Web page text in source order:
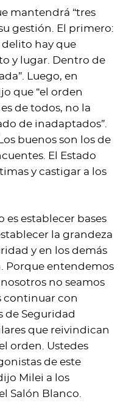
mantendrá “tres
gestión. El primero:
delito hay que
y lugar. Dentro de
Luego, en
que “el orden
de todos, no la
de inadaptados”.
buenos son los de
El Estado
y castigar a los
es establecer bases
la grandeza
y en los demás
Porque entendemos
no seamos
continuar con
de Seguridad
que reivindican
orden. Ustedes
de este
Milei a los
Salón Blanco.